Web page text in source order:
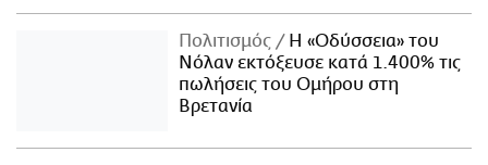
Πολιτισμός
Η «Οδύσσεια» του
Νόλαν εκτόξευσε κατά 1.400% τις
πωλήσεις του Ομήρου στη
Βρετανία